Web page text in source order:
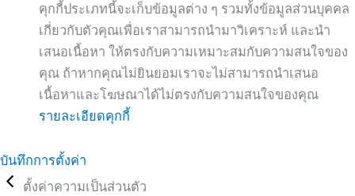
คุกกี้ประเภทนี้จะเก็บข้อมูลต่าง ๆ รวมทั้งข้อมูลส่วนบุคคล
เกี่ยวกับตัวคุณเพื่อเราสามารถนำมาวิเคราะห์ และนำ
เสนอเนื้อหา ให้ตรงกับความเหมาะสมกับความสนใจของ
คุณ ถ้าหากคุณไม่ยินยอมเราจะไม่สามารถนำเสนอ
เนื้อหาและโฆษณาได้ไม่ตรงกับความสนใจของคุณ
รายละเอียดคุกกี้
บันทึกการตั้งค่า
ตั้งค่าความเป็นส่วนตัว